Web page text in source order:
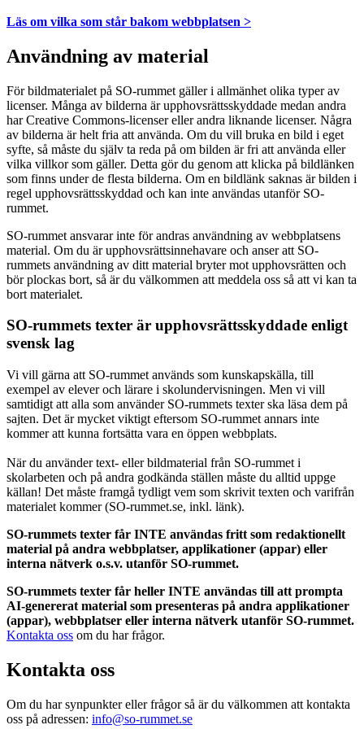
Läs om vilka som står bakom webbplatsen >
Användning av material
För bildmaterialet på SO-rummet gäller i allmänhet olika typer av
licenser. Många av bilderna är upphovsrättsskyddade medan andra
har Creative Commons-licenser eller andra liknande licenser. Några
av bilderna är helt fria att använda. Om du vill bruka en bild i eget
syfte, så måste du själv ta reda på om bilden är fri att använda eller
vilka villkor som gäller. Detta gör du genom att klicka på bildlänken
som finns under de flesta bilderna. Om en bildlänk saknas är bilden i
regel upphovsrättsskyddad och kan inte användas utanför SO-
rummet.
SO-rummet ansvarar inte för andras användning av webbplatsens
material. Om du är upphovsrättsinnehavare och anser att SO-
rummets användning av ditt material bryter mot upphovsrätten och
bör plockas bort, så är du välkommen att meddela oss så att vi kan ta
bort materialet.
SO-rummets texter är upphovsrättsskyddade enligt
svensk lag
Vi vill gärna att SO-rummet används som kunskapskälla, till
exempel av elever och lärare i skolundervisningen. Men vi vill
samtidigt att alla som använder SO-rummets texter ska läsa dem på
sajten. Det är mycket viktigt eftersom SO-rummet annars inte
kommer att kunna fortsätta vara en öppen webbplats.
När du använder text- eller bildmaterial från SO-rummet i
skolarbeten och på andra godkända ställen måste du alltid uppge
källan! Det måste framgå tydligt vem som skrivit texten och varifrån
materialet kommer (SO-rummet.se, inkl. länk).
SO-rummets texter får INTE användas fritt som redaktionellt
material på andra webbplatser, applikationer (appar) eller
interna nätverk o.s.v. utanför SO-rummet.
SO-rummets texter får heller INTE användas till att prompta
AI-genererat material som presenteras på andra applikationer
(appar), webbplatser eller interna nätverk utanför SO-rummet.
Kontakta oss om du har frågor.
Kontakta oss
Om du har synpunkter eller frågor så är du välkommen att kontakta
oss på adressen: info@so-rummet.se